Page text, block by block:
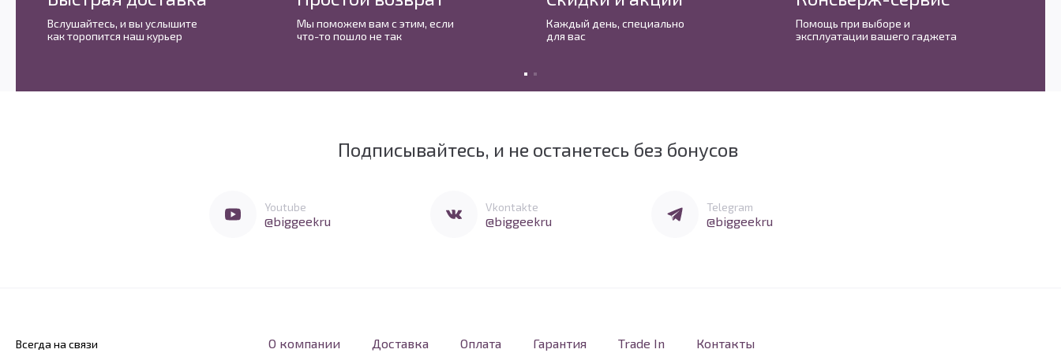
Вслушайтесь, и вы услышите
как торопится наш курьер
Мы поможем вам с этим, если
что-то пошло не так
Каждый день, cпециально
для вас
Помощь при выборе и
эксплуатации вашего гаджета
Подписывайтесь, и не останетесь без бонусов
Youtube
@biggeekru
Vkontakte
@biggeekru
Telegram
@biggeekru
О компании Доставка Оплата Гарантия Trade In Контакты
Всегда на связи